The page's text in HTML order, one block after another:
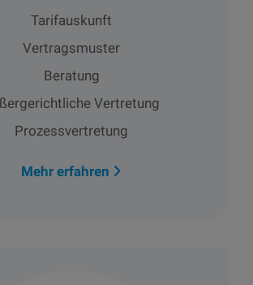
Tarifauskunft
Vertragsmuster
Beratung
Vertretung
Prozessvertretung
Mehr erfahren